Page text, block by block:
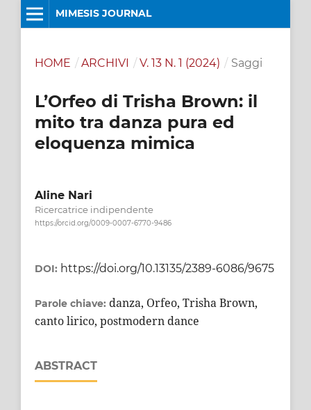
MIMESIS JOURNAL
HOME / ARCHIVI / V. 13 N. 1 (2024) / Saggi
L’Orfeo di Trisha Brown: il
mito tra danza pura ed
eloquenza mimica
Aline Nari
Ricercatrice indipendente
https://orcid.org/0009-0007-6770-9486
DOI: https://doi.org/10.13135/2389-6086/9675
Parole chiave: danza, Orfeo, Trisha Brown,
canto lirico, postmodern dance
ABSTRACT